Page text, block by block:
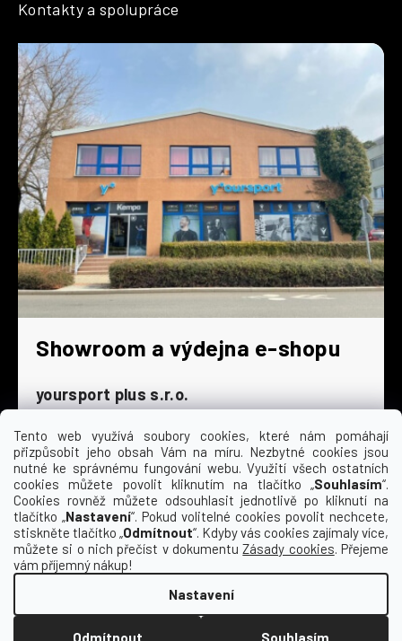
Tento web využívá soubory cookies, které nám pomáhají
přizpůsobit jeho obsah Vám na míru. Nezbytné cookies jsou
nutné ke správnému fungování webu. Využití všech ostatních
cookies můžete povolit kliknutím na tlačítko „Souhlasím“.
Cookies rovněž můžete odsouhlasit jednotlivě po kliknutí na
tlačítko „Nastavení“. Pokud volitelné cookies povolit nechcete,
stiskněte tlačítko „Odmítnout“. Kdyby vás cookies zajímaly více,
můžete si o nich přečíst v dokumentuZásady cookies. Přejeme
vám příjemný nákup!
Nastavení
Odmítnout Souhlasím
Kontakty a spolupráce
Showroom a výdejna e-shopu
yoursport plus s.r.o.
Dyjská 845/4
196 00 Praha 9 - Čakovice
Po - Čt
9:00 - 16:30
Pá
9:00 - 15:30
So
zavřeno
Ne
zavřeno
Vytvořil Shoptet